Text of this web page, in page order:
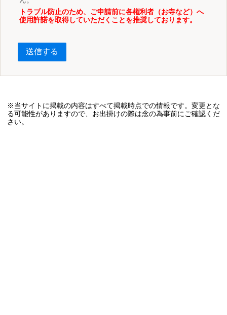
トラブル防止のため、ご申請前に各権利者（お寺など）へ
使用許諾を取得していただくことを推奨しております。
送信する
※当サイトに掲載の内容はすべて掲載時点での情報です。変更とな
る可能性がありますので、お出掛けの際は念の為事前にご確認くだ
さい。